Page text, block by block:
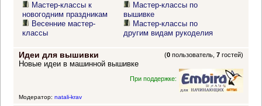
Мастер-классы к
новогодним праздникам
Весенние мастер-
классы
Мастер-классы по
вышивке
Мастер-классы по
другим видам рукоделия
Идеи для вышивки (0 пользователь,7 гостей)
Новые идеи в машинной вышивке
При поддержке:
Модератор: natali-krav